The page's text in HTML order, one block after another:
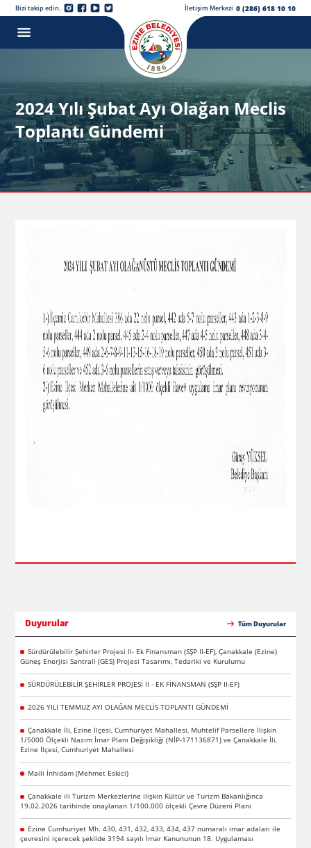
Bizi takip edin. İletişim Merkezi 0 (286) 618 10 10
2024 Yılı Şubat Ayı Olağan Meclis
Toplantı Gündemi
Duyurular Tüm Duyurular
Sürdürülebilir Şehirler Projesi II- Ek Finansman (SŞP II-EF), Çanakkale (Ezine)
Güneş Enerjisi Santrali (GES) Projesi Tasarımı, Tedariki ve Kurulumu
SÜRDÜRÜLEBİLİR ŞEHİRLER PROJESİ II - EK FİNANSMAN (SŞP II-EF)
2026 YILI TEMMUZ AYI OLAĞAN MECLİS TOPLANTI GÜNDEMİ
Çanakkale İli, Ezine İlçesi, Cumhuriyet Mahallesi, Muhtelif Parsellere İlişkin
1/5000 Ölçekli Nazım İmar Planı Değişikliği (NİP-171136871) ve Çanakkale İli,
Ezine İlçesi, Cumhuriyet Mahallesi
Maili İnhidam (Mehmet Eskici)
Çanakkale ili Turizm Merkezlerine ilişkin Kültür ve Turizm Bakanlığınca
19.02.2026 tarihinde onaylanan 1/100.000 ölçekli Çevre Düzeni Planı
Ezine Cumhuriyet Mh. 430, 431, 432, 433, 434, 437 numaralı imar adaları ile
çevresini içerecek şekilde 3194 sayılı İmar Kanununun 18. Uygulaması